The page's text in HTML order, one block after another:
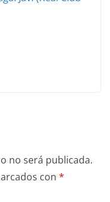
no será publicada.
con *